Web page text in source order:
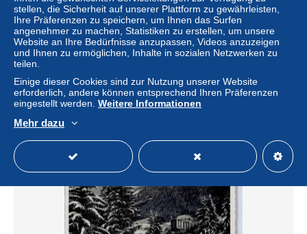
3780 Gstaad - 10308622
Status Gewerblicher Händler
stellen, die Sicherheit auf unserer Plattform zu gewährleisten,
Ihre Präferenzen zu speichern, um Ihnen das Surfen
angenehmer zu machen, Statistiken zu erstellen, um unsere
Website an Ihre Bedürfnisse anzupassen, Videos anzuzeigen
und Ihnen zu ermöglichen, Inhalte in sozialen Netzwerken zu
teilen.
Einige dieser Cookies sind zur Nutzung unserer Website
erforderlich, andere können entsprechend Ihren Präferenzen
eingestellt werden. Weitere Informationen
Mehr dazu